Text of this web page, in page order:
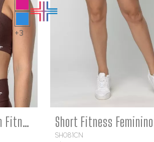
+3
Top Feminino Marrom Fitness Poliamida Academia Decote Reto
SH081CN